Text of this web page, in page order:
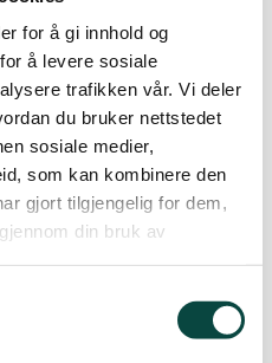
for å gi innhold og
å levere sosiale
trafikken vår. Vi deler
du bruker nettstedet
sosiale medier,
som kan kombinere den
gjort tilgjengelig for dem,
din bruk av